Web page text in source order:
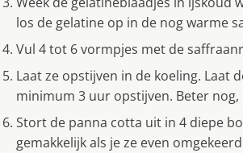
los de gelatine op in de nog warme
Vul 4 tot 6 vormpjes met de
Laat ze opstijven in de koeling. Laat
minimum 3 uur opstijven. Beter nog,
Stort de panna cotta uit in 4 diepe
gemakkelijk als je ze even